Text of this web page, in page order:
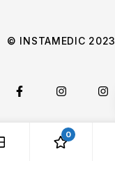
© INSTAMEDIC 2023
0